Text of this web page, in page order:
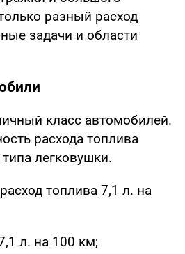
разный расход
задачи и области
класс автомобилей.
расхода топлива
легковушки.
топлива 7,1 л. на
л. на 100 км;